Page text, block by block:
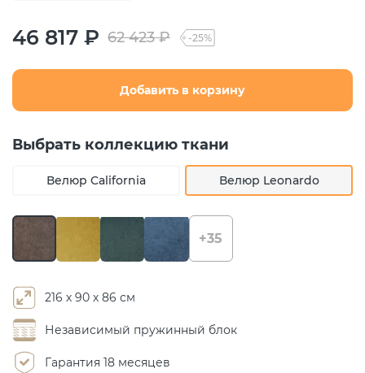
46 817 ₽ 62 423 ₽ -25%
Добавить в корзину
Выбрать коллекцию ткани
Велюр California Велюр Leonardo
+35
216 х 90 х 86 см
Независимый пружинный блок
Гарантия 18 месяцев